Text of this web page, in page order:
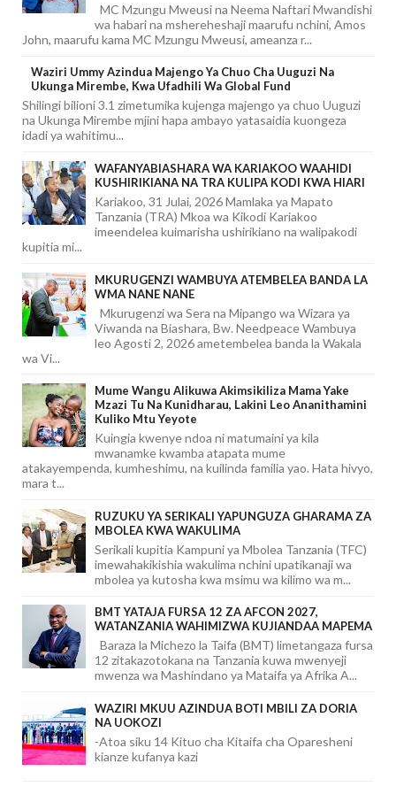
MC Mzungu Mweusi na Neema Naftari Mwandishi
wa habari na mshereheshaji maarufu nchini, Amos
John, maarufu kama MC Mzungu Mweusi, ameanza r...
Waziri Ummy Azindua Majengo Ya Chuo Cha Uuguzi Na
Ukunga Mirembe, Kwa Ufadhili Wa Global Fund
Shilingi bilioni 3.1 zimetumika kujenga majengo ya chuo Uuguzi
na Ukunga Mirembe mjini hapa ambayo yatasaidia kuongeza
idadi ya wahitimu...
WAFANYABIASHARA WA KARIAKOO WAAHIDI
KUSHIRIKIANA NA TRA KULIPA KODI KWA HIARI
Kariakoo, 31 Julai, 2026 Mamlaka ya Mapato
Tanzania (TRA) Mkoa wa Kikodi Kariakoo
imeendelea kuimarisha ushirikiano na walipakodi
kupitia mi...
MKURUGENZI WAMBUYA ATEMBELEA BANDA LA
WMA NANE NANE
Mkurugenzi wa Sera na Mipango wa Wizara ya
Viwanda na Biashara, Bw. Needpeace Wambuya
leo Agosti 2, 2026 ametembelea banda la Wakala
wa Vi...
Mume Wangu Alikuwa Akimsikiliza Mama Yake
Mzazi Tu Na Kunidharau, Lakini Leo Ananithamini
Kuliko Mtu Yeyote
Kuingia kwenye ndoa ni matumaini ya kila
mwanamke kwamba atapata mume
atakayempenda, kumheshimu, na kuilinda familia yao. Hata hivyo,
mara t...
RUZUKU YA SERIKALI YAPUNGUZA GHARAMA ZA
MBOLEA KWA WAKULIMA
Serikali kupitia Kampuni ya Mbolea Tanzania (TFC)
imewahakikishia wakulima nchini upatikanaji wa
mbolea ya kutosha kwa msimu wa kilimo wa m...
BMT YATAJA FURSA 12 ZA AFCON 2027,
WATANZANIA WAHIMIZWA KUJIANDAA MAPEMA
Baraza la Michezo la Taifa (BMT) limetangaza fursa
12 zitakazotokana na Tanzania kuwa mwenyeji
mwenza wa Mashindano ya Mataifa ya Afrika A...
WAZIRI MKUU AZINDUA BOTI MBILI ZA DORIA
NA UOKOZI
-Atoa siku 14 Kituo cha Kitaifa cha Oparesheni
kianze kufanya kazi